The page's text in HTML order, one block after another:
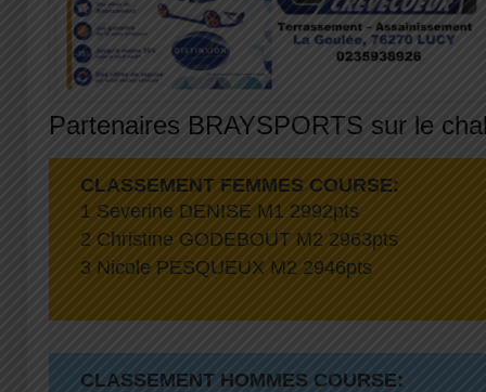
Partenaires BRAYSPORTS sur le
CLASSEMENT FEMMES COURSE:
1 Severine DENISE M1 2992pts
2 Christine GODEBOUT M2 2963pts
3 Nicole PESQUEUX M2 2946pts
CLASSEMENT HOMMES COURSE: